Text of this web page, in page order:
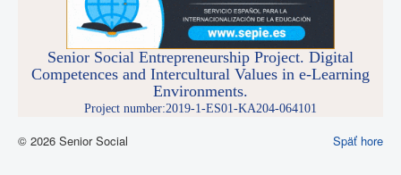
Senior Social Entrepreneurship Project. Digital
Competences and Intercultural Values in e-Learning
Environments.
Project number:2019-1-ES01-KA204-064101
Späť hore
© 2026 Senior Social